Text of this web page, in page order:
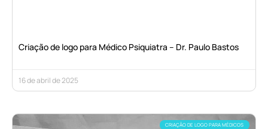
Criação de logo para Médico Psiquiatra – Dr. Paulo Bastos
16 de abril de 2025
CRIAÇÃO DE LOGO PARA MÉDICOS